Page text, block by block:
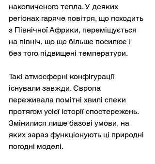
накопиченого тепла. У деяких
регіонах гаряче повітря, що походить
з Північної Африки, переміщується
на північ, що ще більше посилює і
без того підвищені температури.
Такі атмосферні конфігурації
існували завжди. Європа
переживала помітні хвилі спеки
протягом усієї історії спостережень.
Змінилися лише базові умови, на
яких зараз функціонують ці природні
погодні моделі.